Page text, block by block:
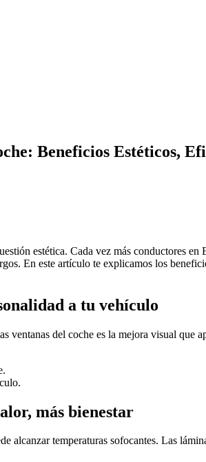
Beneficios Estéticos,
estética. Cada vez más conductores
En este artículo te explicamos los
a tu vehículo
ventanas del coche es la mejora visual
más bienestar
alcanzar temperaturas sofocantes. Las